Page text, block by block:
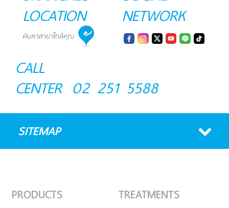
LOCATION
NETWORK
CALL
CENTER 02 251 5588
SITEMAP
PRODUCTS TREATMENTS